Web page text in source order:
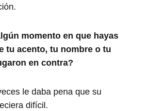
momento en que hayas
tu acento, tu nombre o tu
en contra?
le daba pena que su
difícil.